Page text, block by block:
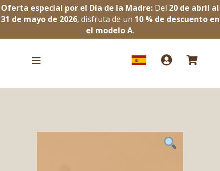
Oferta especial por el Día de la Madre: Del 20 de abril al
31 de mayo de 2026, disfruta de un 10 % de descuento en
el modelo A.
  